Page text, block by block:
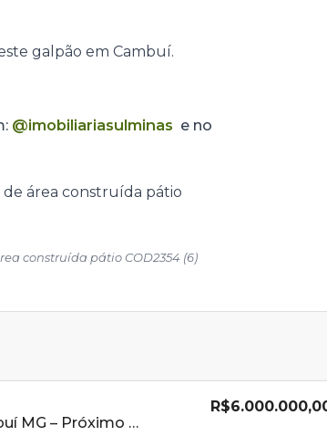
galpão em Cambuí.
@imobiliariasulminas e no
construída pátio COD2354 (6)
Galpão à Venda em Cambuí MG – Próximo à Fernão Dias Ideal para Logística e Indústria